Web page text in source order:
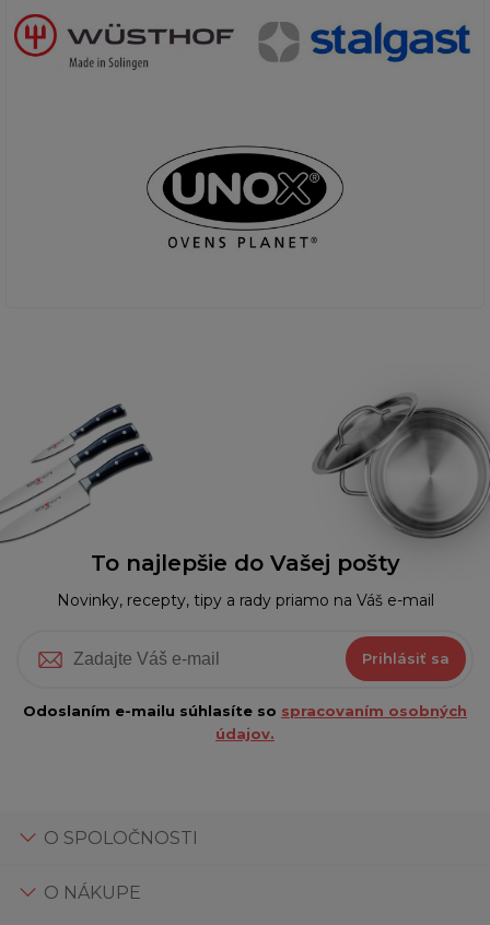
To najlepšie do Vašej pošty
Novinky, recepty, tipy a rady priamo na Váš e-mail
Prihlásiť sa
Odoslaním e-mailu súhlasíte so spracovaním osobných
údajov.
O SPOLOČNOSTI
O NÁKUPE